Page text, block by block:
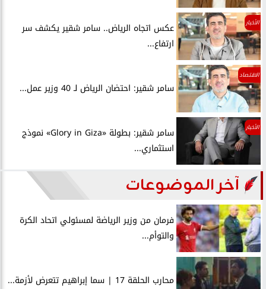
الأخبار
عكس اتجاه الرياض.. سامر شقير يكشف سر
ارتفاع...
الاقتصاد
سامر شقير: احتضان الرياض لـ 40 وزير عمل...
الأخبار
سامر شقير: بطولة «Glory in Giza» نموذج
استثماري...
آخر الموضوعات
فرمان من وزير الرياضة لمسئولي اتحاد الكرة
والتوأم...
محارب الحلقة 17 | سما إبراهيم تتعرض لأزمة...